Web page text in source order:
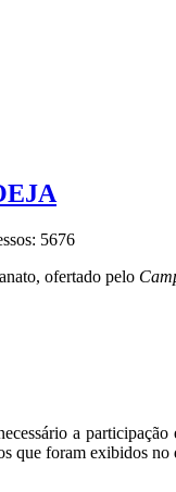
5676
ofertado pelo
a
que foram exibidos